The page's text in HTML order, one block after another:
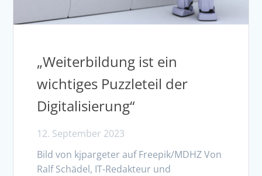
„Weiterbildung ist ein
wichtiges Puzzleteil der
Digitalisierung“
12. September 2023
Bild von kjpargeter auf Freepik/MDHZ Von
Ralf Schädel, IT-Redakteur und